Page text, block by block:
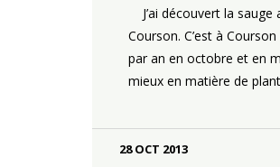
J’ai découvert la
Courson. C’est à
par an en octobre et en
mieux en matière de
28 OCT 2013